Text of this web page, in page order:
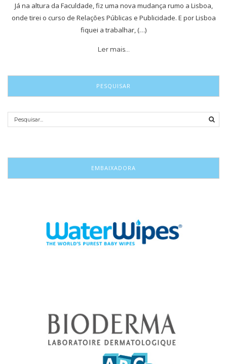
Já na altura da Faculdade, fiz uma nova mudança rumo a Lisboa,
onde tirei o curso de Relações Públicas e Publicidade. E por Lisboa
fiquei a trabalhar, (…)
Ler mais…
PESQUISAR
EMBAIXADORA